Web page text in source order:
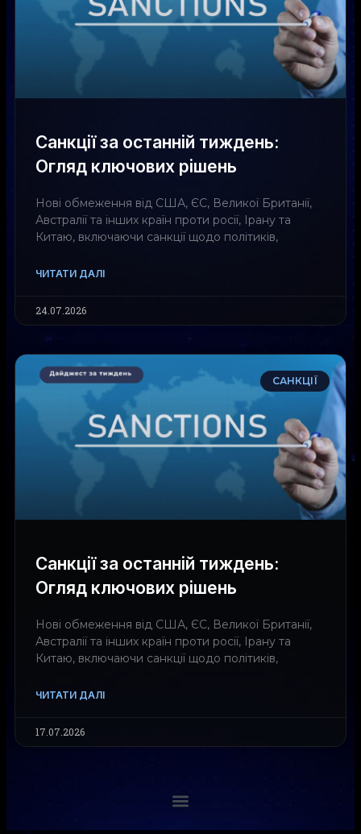
Санкції за останній тиждень:
Огляд ключових рішень
Нові обмеження від США, ЄС, Великої Британії,
Австралії та інших країн проти росії, Ірану та
Китаю, включаючи санкції щодо політиків,
ЧИТАТИ ДАЛІ
24.07.2026
САНКЦІЇ
Санкції за останній тиждень:
Огляд ключових рішень
Нові обмеження від США, ЄС, Великої Британії,
Австралії та інших країн проти росії, Ірану та
Китаю, включаючи санкції щодо політиків,
ЧИТАТИ ДАЛІ
17.07.2026